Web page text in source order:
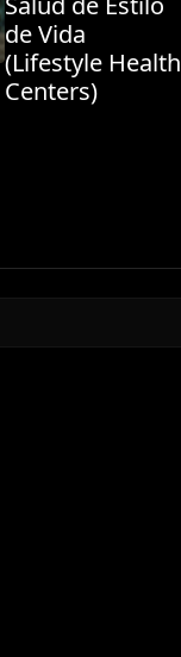
de Vida
(Lifestyle Health
Centers)